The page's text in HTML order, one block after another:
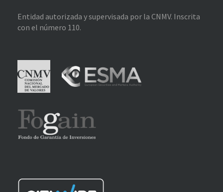
Entidad autorizada y supervisada por la CNMV. Inscrita
con el número 110.